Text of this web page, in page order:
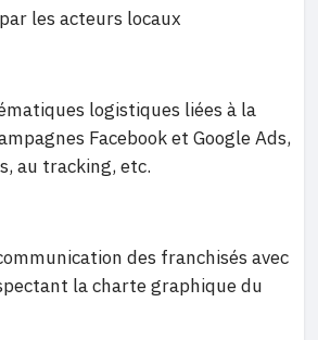
les acteurs locaux
logistiques liées à la
Facebook et Google Ads,
au tracking, etc.
des franchisés avec
la charte graphique du